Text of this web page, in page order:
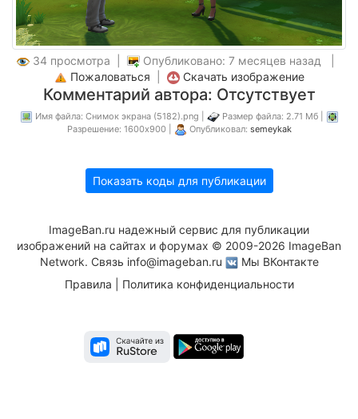
34 просмотра |
Опубликовано: 7 месяцев назад |
Пожаловаться
Скачать изображение
Комментарий автора: Отсутствует
Имя файла: Снимок экрана (5182).png |
Размер файла: 2.71 Мб |
Разрешение: 1600x900 |
Опубликовал: semeykak
Показать коды для публикации
ImageBan.ru надежный сервис для публикации
изображений на сайтах и форумах © 2009-2026 ImageBan
Network. Связь info@imageban.ru
Мы ВКонтакте
Правила
Политика конфиденциальности